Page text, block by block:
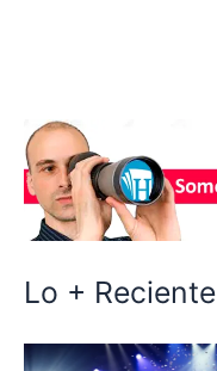
Lo + Reciente